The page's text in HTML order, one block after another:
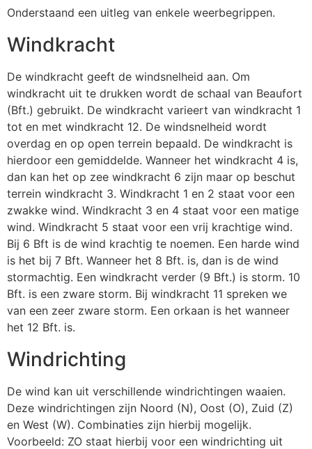
Onderstaand een uitleg van enkele weerbegrippen.
Windkracht
De windkracht geeft de windsnelheid aan. Om
windkracht uit te drukken wordt de schaal van Beaufort
(Bft.) gebruikt. De windkracht varieert van windkracht 1
tot en met windkracht 12. De windsnelheid wordt
overdag en op open terrein bepaald. De windkracht is
hierdoor een gemiddelde. Wanneer het windkracht 4 is,
dan kan het op zee windkracht 6 zijn maar op beschut
terrein windkracht 3. Windkracht 1 en 2 staat voor een
zwakke wind. Windkracht 3 en 4 staat voor een matige
wind. Windkracht 5 staat voor een vrij krachtige wind.
Bij 6 Bft is de wind krachtig te noemen. Een harde wind
is het bij 7 Bft. Wanneer het 8 Bft. is, dan is de wind
stormachtig. Een windkracht verder (9 Bft.) is storm. 10
Bft. is een zware storm. Bij windkracht 11 spreken we
van een zeer zware storm. Een orkaan is het wanneer
het 12 Bft. is.
Windrichting
De wind kan uit verschillende windrichtingen waaien.
Deze windrichtingen zijn Noord (N), Oost (O), Zuid (Z)
en West (W). Combinaties zijn hierbij mogelijk.
Voorbeeld: ZO staat hierbij voor een windrichting uit